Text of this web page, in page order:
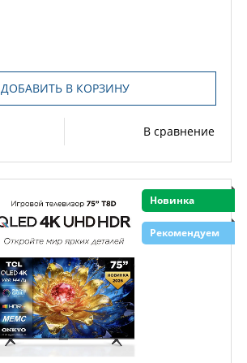
ДОБАВИТЬ В КОРЗИНУ
В сравнение
Новинка
Рекомендуем